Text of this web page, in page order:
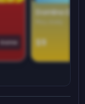
Game
Domino
$9